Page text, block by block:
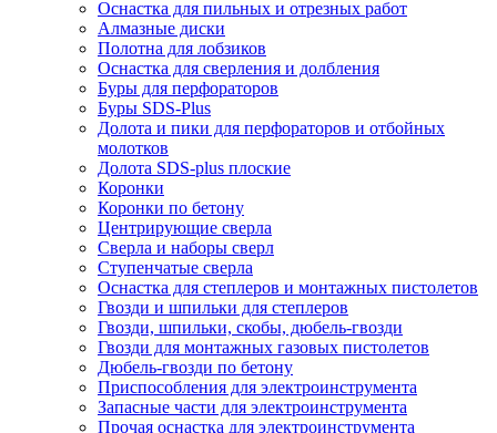
Оснастка для пильных и отрезных работ
Алмазные диски
Полотна для лобзиков
Оснастка для сверления и долбления
Буры для перфораторов
Буры SDS-Plus
Долота и пики для перфораторов и отбойных
молотков
Долота SDS-plus плоские
Коронки
Коронки по бетону
Центрирующие сверла
Сверла и наборы сверл
Ступенчатые сверла
Оснастка для степлеров и монтажных пистолетов
Гвозди и шпильки для степлеров
Гвозди, шпильки, скобы, дюбель-гвозди
Гвозди для монтажных газовых пистолетов
Дюбель-гвозди по бетону
Приспособления для электроинструмента
Запасные части для электроинструмента
Прочая оснастка для электроинструмента